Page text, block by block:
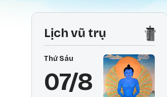
Lịch vũ trụ
Thứ Sáu
07/8